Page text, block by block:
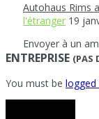
Autohaus Rims
l'étranger 19
Envoyer à un
ENTREPRISE (PAS
You must be logged